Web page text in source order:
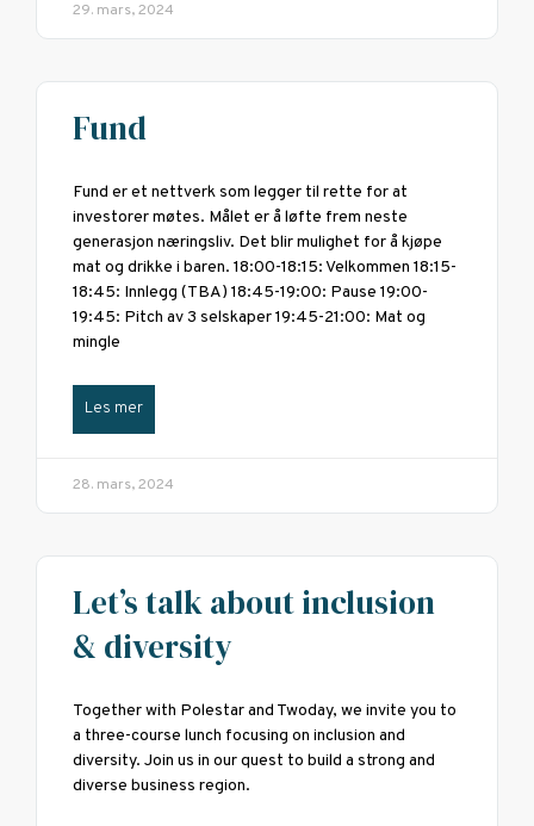
29. mars, 2024
Fund
Fund er et nettverk som legger til rette for at
investorer møtes. Målet er å løfte frem neste
generasjon næringsliv. Det blir mulighet for å kjøpe
mat og drikke i baren. 18:00-18:15: Velkommen 18:15-
18:45: Innlegg (TBA) 18:45-19:00: Pause 19:00-
19:45: Pitch av 3 selskaper 19:45-21:00: Mat og
mingle
Les mer
28. mars, 2024
Let’s talk about inclusion
& diversity
Together with Polestar and Twoday, we invite you to
a three-course lunch focusing on inclusion and
diversity. Join us in our quest to build a strong and
diverse business region.